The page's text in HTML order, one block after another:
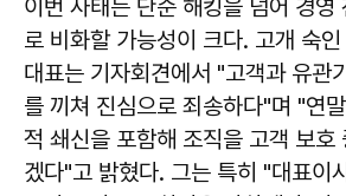
이번 사태는 단순 해킹을 넘어 경영
로 비화할 가능성이 크다. 고개 숙인
대표는 기자회견에서 "고객과 유관
를 끼쳐 진심으로 죄송하다"며 "연
적 쇄신을 포함해 조직을 고객 보호
겠다"고 밝혔다. 그는 특히 "대표이